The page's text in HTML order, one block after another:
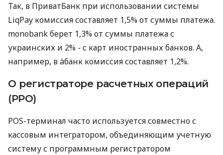
Так, в ПриватБанк при использовании системы
LiqPay комиссия составляет 1,5% от суммы платежа.
monobank берет 1,3% от суммы платежа с
украинских и 2% - с карт иностранных банков. А,
например, в àбанк комиссия составляет 1,2%.
О регистраторе расчетных операций
(РРО)
POS-терминал часто используется совместно с
кассовым интегратором, объединяющим учетную
систему с программным регистратором